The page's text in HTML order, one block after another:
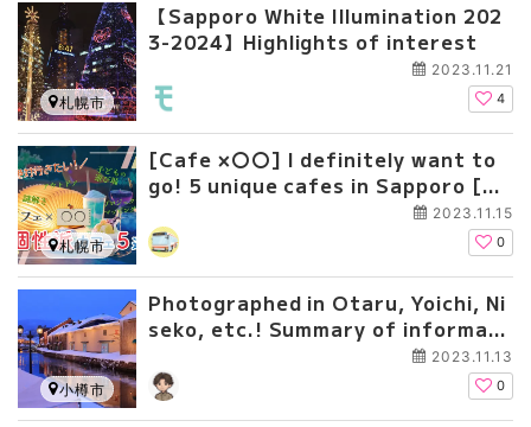
【Sapporo White Illumination 202
3-2024】Highlights of interest
2023.11.21
4
札幌市
[Cafe ×〇〇] I definitely want to
go! 5 unique cafes in Sapporo [Te
2023.11.15
0
札幌市
Photographed in Otaru, Yoichi, Ni
seko, etc.! Summary of informati
on on NETFLIX's new drama "Sayo
nara no Tsuzuki"
2023.11.13
0
小樽市